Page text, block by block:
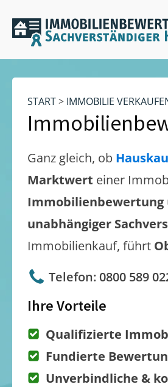
START> IMMOBILIE
Ganz gleich, ob
Marktwert einer
Immobilienbewertung
unabhängiger
Immobilienkauf, führt
Telefon: 0800 589
Ihre Vorteile
Qualifizierte
Fundierte
Unverbindliche &